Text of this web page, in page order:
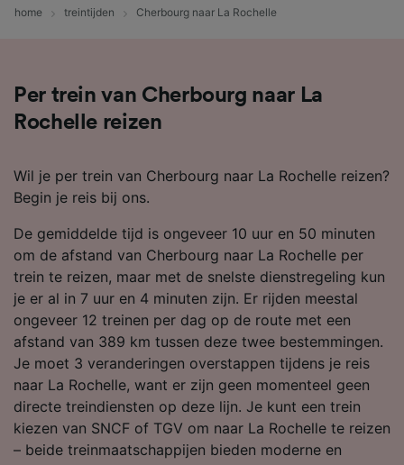
home treintijden Cherbourg naar La Rochelle
Per trein van Cherbourg naar La
Rochelle reizen
Wil je per trein van Cherbourg naar La Rochelle reizen?
Begin je reis bij ons.
De gemiddelde tijd is ongeveer 10 uur en 50 minuten
om de afstand van Cherbourg naar La Rochelle per
trein te reizen, maar met de snelste dienstregeling kun
je er al in 7 uur en 4 minuten zijn. Er rijden meestal
ongeveer 12 treinen per dag op de route met een
afstand van 389 km tussen deze twee bestemmingen.
Je moet 3 veranderingen overstappen tijdens je reis
naar La Rochelle, want er zijn geen momenteel geen
directe treindiensten op deze lijn. Je kunt een trein
kiezen van SNCF of TGV om naar La Rochelle te reizen
– beide treinmaatschappijen bieden moderne en